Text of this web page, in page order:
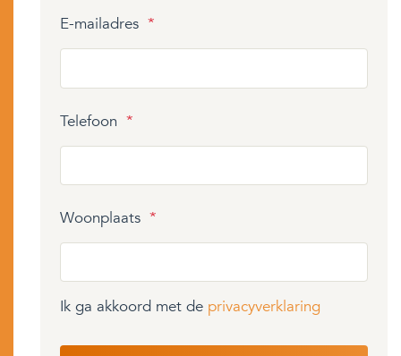
E-mailadres *
Telefoon *
Woonplaats *
Ik ga akkoord met de privacyverklaring